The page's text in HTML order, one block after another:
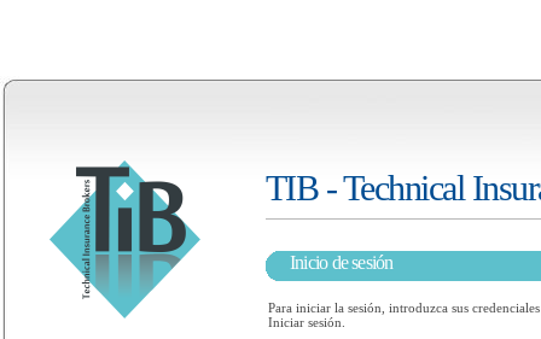
TIB - Technical
Inicio de sesión
Para iniciar la sesión, introduzca sus
Iniciar sesión.